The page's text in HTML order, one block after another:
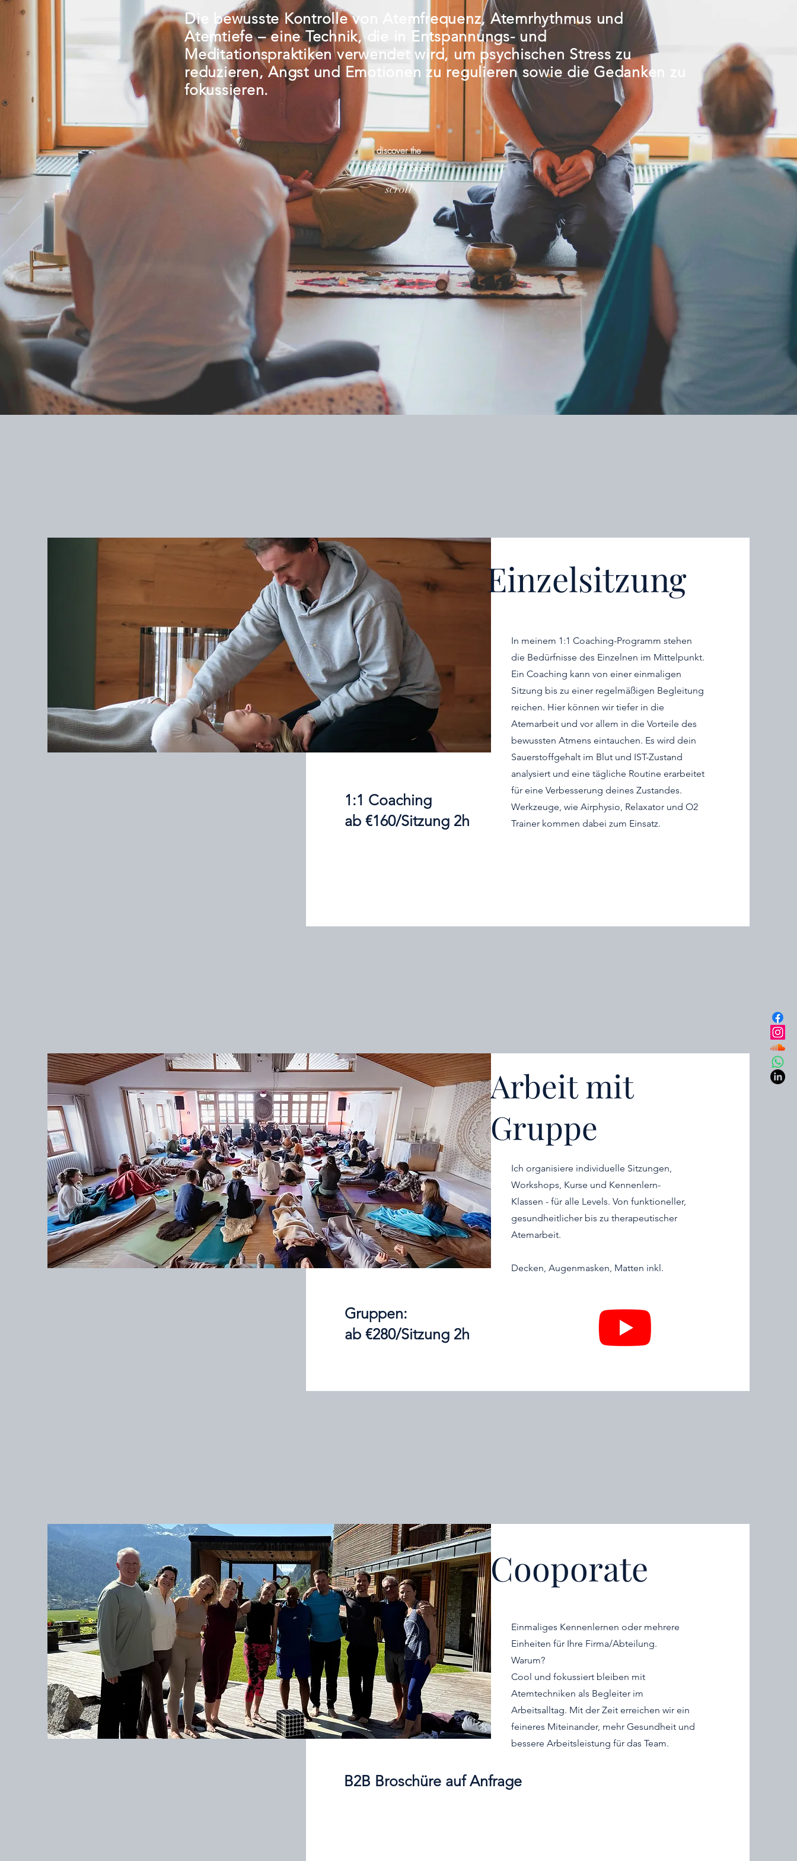
Die bewusste Kontrolle von Atemfrequenz, Atemrhythmus und
Atemtiefe – eine Technik, die in Entspannungs- und
Meditationspraktiken verwendet wird, um psychischen Stress zu
reduzieren, Angst und Emotionen zu regulieren sowie die Gedanken zu
fokussieren.
discover the
POWER of breath
scroll
In meinem 1:1 Coaching-Programm stehen
die Bedürfnisse des Einzelnen im Mittelpunkt.
Ein Coaching kann von einer einmaligen
Sitzung bis zu einer regelmäßigen Begleitung
reichen. Hier können wir tiefer in die
Atemarbeit und vor allem in die Vorteile des
bewussten Atmens eintauchen. Es wird dein
Sauerstoffgehalt im Blut und IST-Zustand
analysiert und eine tägliche Routine erarbeitet
für eine Verbesserung deines Zustandes.
Werkzeuge, wie Airphysio, Relaxator und O2
Trainer kommen dabei zum Einsatz.
Einzelsitzung:
1:1 Coaching
ab €160/Sitzung 2h
Einzelsitzung
Ich organisiere individuelle Sitzungen,
Workshops, Kurse und Kennenlern-
Klassen - für alle Levels. Von funktioneller,
gesundheitlicher bis zu therapeutischer
Atemarbeit.
Decken, Augenmasken, Matten inkl.
Einzelsitzung:
Gruppen:
ab €280/Sitzung 2h
Arbeit mit
Gruppe
Einmaliges Kennenlernen oder mehrere
Einheiten für Ihre Firma/Abteilung.
Warum?
Cool und fokussiert bleiben mit
Atemtechniken als Begleiter im
Arbeitsalltag. Mit der Zeit erreichen wir ein
feineres Miteinander, mehr Gesundheit und
bessere Arbeitsleistung für das Team.
Einzelsitzung:
B2B Broschüre auf Anfrage
Cooporate